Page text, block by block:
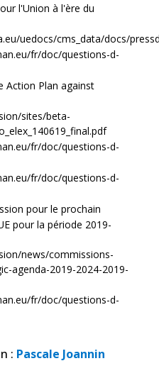
l'Union à l'ère du
uedocs/cms_data/docs/
fr/doc/questions-d-
Action Plan against
sites/beta-
fr/doc/questions-d-
fr/doc/questions-d-
pour le prochain
pour la période 2019-
news/commissions-
agenda-2019-2024-2019-
fr/doc/questions-d-
: Pascale Joannin